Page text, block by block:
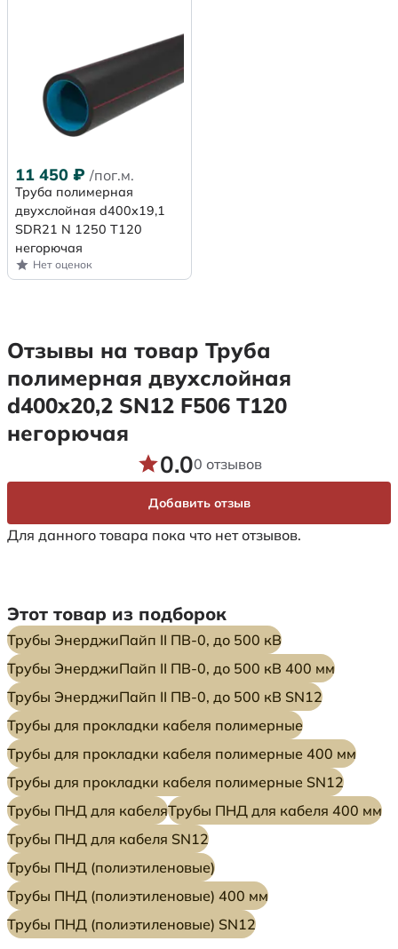
11 450 ₽ /пог.м.
Труба полимерная
двухслойная d400x19,1
SDR21 N 1250 Т120
негорючая
Нет оценок
Отзывы на товар Труба
полимерная двухслойная
d400х20,2 SN12 F506 Т120
негорючая
Для данного товара пока что нет отзывов.
0.00 отзывов
Добавить отзыв
Этот товар из подборок
Трубы ЭнерджиПайп II ПВ-0, до 500 кВ
Трубы ЭнерджиПайп II ПВ-0, до 500 кВ 400 мм
Трубы ЭнерджиПайп II ПВ-0, до 500 кВ SN12
Трубы для прокладки кабеля полимерные
Трубы для прокладки кабеля полимерные 400 мм
Трубы для прокладки кабеля полимерные SN12
Трубы ПНД для кабеляТрубы ПНД для кабеля 400 мм
Трубы ПНД для кабеля SN12
Трубы ПНД (полиэтиленовые)
Трубы ПНД (полиэтиленовые) 400 мм
Трубы ПНД (полиэтиленовые) SN12